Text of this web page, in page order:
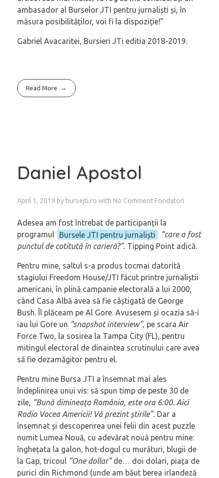
ambasador al Burselor JTI pentru jurnaliști și, în
măsura posibilităților, voi fi la dispoziție!”
Gabriel Avacaritei, Bursieri JTi editia 2018-2019.
Read More
Daniel Apostol
April 1, 2019 by bursejti.ro with No Comment Fondatori
Adesea am fost întrebat de participanții la
programul
Bursele JTI pentru jurnaliști
“care a fost
punctul de cotitută în carieră?”. Tipping Point adică.
Pentru mine, saltul s-a produs tocmai datorită
stagiului Freedom House/JTI făcut printre jurnaliștii
americani, în plină campanie electorală a lui 2000,
când Casa Albă avea să fie câștigată de George
Bush. Îl plăceam pe Al Gore. Avusesem și ocazia să-i
iau lui Gore un “snapshot interview”, pe scara Air
Force Two, la sosirea la Tampa City (FL), pentru
mitingul electoral de dinaintea scrutinului care avea
să fie dezamăgitor pentru el.
Pentru mine Bursa JTI a însemnat mai ales
îndeplinirea unui vis: să spun timp de peste 30 de
zile, “Bună dimineața România, este ora 6:00. Aici
Radio Vocea Americii! Vă prezint știrile”. Dar a
însemnat și descoperirea unei felii din acest puzzle
numit Lumea Nouă, cu adevărat nouă pentru mine:
înghețata la galon, hot-dogul cu murături, blugii de
la Gap, tricoul “One dollar”de… doi dolari, piața de
purici din Richmond (unde am băut berea irlandeză